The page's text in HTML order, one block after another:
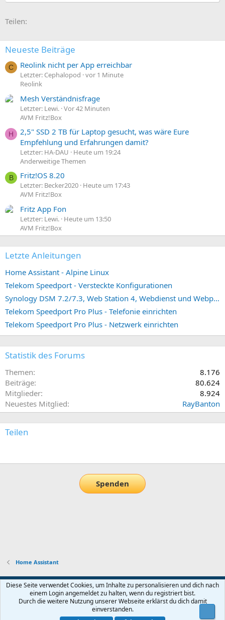
Teilen:
Neueste Beiträge
C Reolink nicht per App erreichbar
Letzter: Cephalopod vor 1 Minute
Reolink
Mesh Verständnisfrage
Letzter: Lewi. Vor 42 Minuten
AVM Fritz!Box
H
2,5" SSD 2 TB für Laptop gesucht, was wäre Eure
Empfehlung und Erfahrungen damit?
Letzter: HA-DAU
Heute um 19:24
Anderweitige Themen
B Fritz!OS 8.20
Letzter: Becker2020 Heute um 17:43
AVM Fritz!Box
Fritz App Fon
Letzter: Lewi. Heute um 13:50
AVM Fritz!Box
Letzte Anleitungen
Home Assistant - Alpine Linux
Telekom Speedport - Versteckte Konfigurationen
Synology DSM 7.2/7.3, Web Station 4, Webdienst und Webportal erstellen (ehemals vHost)
Telekom Speedport Pro Plus - Telefonie einrichten
Telekom Speedport Pro Plus - Netzwerk einrichten
Statistik des Forums
Themen
8.176
Beiträge
80.624
Mitglieder
8.924
Neuestes Mitglied
RayBanton
Teilen
Spenden
Home Assistant
Default-Theme
Nutzungsbedingungen
Datenschutz Hilfe und Impressum Start
Diese Seite verwendet Cookies, um Inhalte zu personalisieren und dich nach
einem Login angemeldet zu halten, wenn du registriert bist.
Durch die weitere Nutzung unserer Webseite erklärst du dich damit
einverstanden.